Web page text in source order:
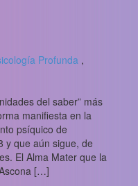
Profunda ,
del saber” más
manifiesta en la
psíquico de
y que aún sigue, de
El Alma Mater que la
[…]